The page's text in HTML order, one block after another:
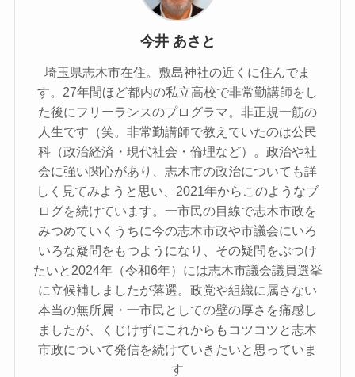
今井 あさと
埼玉県志木市在住。敷島神社の近くに住んでま
す。27年間ほど都内の私立高校で非常勤講師をし
た後にフリーランスのプログラマ。非正規一筋の
人生です（笑。非常勤講師で教えていたのは公民
科（政治経済・現代社会・倫理など）。政治や社
会に強い関心があり、志木市の政治についても詳
しく見てみようと思い、2021年からこのようなブ
ログを続けています。一市民の目線で志木市政を
みつめていくうちに今の志木市政や市議会にいろ
いろな疑問をもつようになり、その疑問をぶつけ
たいと2024年（令和6年）には志木市議会議員選挙
に立候補しましたが落選。政党や組織に属さない
本当の無所属・一市民としての壁の厚さを痛感し
ましたが、くじけずにこれからもコツコツと志木
市政について発信を続けていきたいと思っていま
す